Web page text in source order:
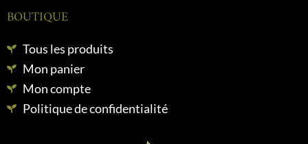
BOUTIQUE
Tous les produits
Mon panier
Mon compte
Politique de confidentialité